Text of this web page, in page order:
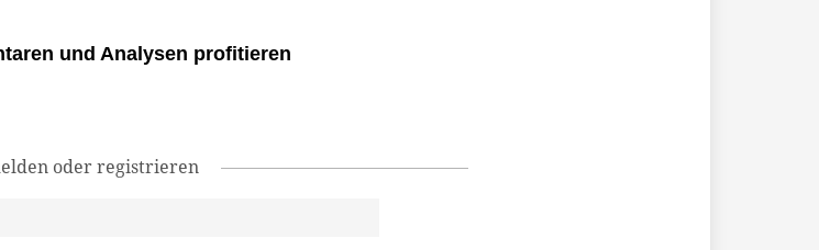
und Analysen profitieren
oder registrieren